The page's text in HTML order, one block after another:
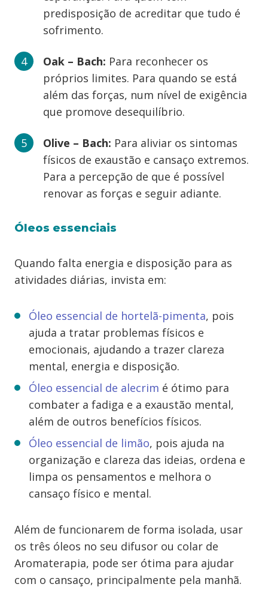
predisposição de acreditar que tudo é
sofrimento.
Oak – Bach: Para reconhecer os
próprios limites. Para quando se está
além das forças, num nível de exigência
que promove desequilíbrio.
Olive – Bach: Para aliviar os sintomas
físicos de exaustão e cansaço extremos.
Para a percepção de que é possível
renovar as forças e seguir adiante.
Óleos essenciais
Quando falta energia e disposição para as
atividades diárias, invista em:
Óleo essencial de hortelã-pimenta, pois
ajuda a tratar problemas físicos e
emocionais, ajudando a trazer clareza
mental, energia e disposição.
Óleo essencial de alecrim é ótimo para
combater a fadiga e a exaustão mental,
além de outros benefícios físicos.
Óleo essencial de limão, pois ajuda na
organização e clareza das ideias, ordena e
limpa os pensamentos e melhora o
cansaço físico e mental.
Além de funcionarem de forma isolada, usar
os três óleos no seu difusor ou colar de
Aromaterapia, pode ser ótima para ajudar
com o cansaço, principalmente pela manhã.